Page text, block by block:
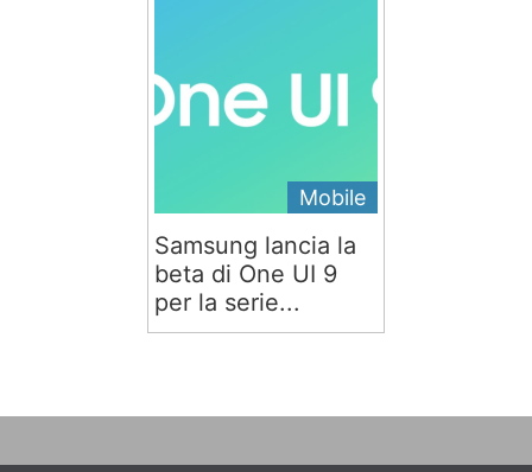
Mobile
Samsung lancia la
beta di One UI 9
per la serie...